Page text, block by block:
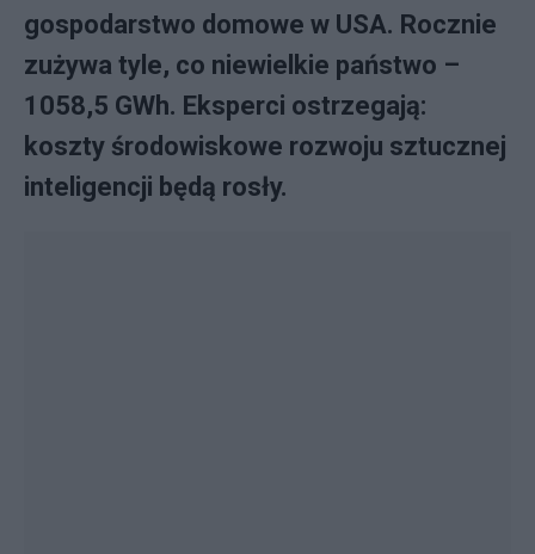
gospodarstwo domowe w USA. Rocznie
zużywa tyle, co niewielkie państwo –
1058,5 GWh. Eksperci ostrzegają:
koszty środowiskowe rozwoju sztucznej
inteligencji będą rosły.